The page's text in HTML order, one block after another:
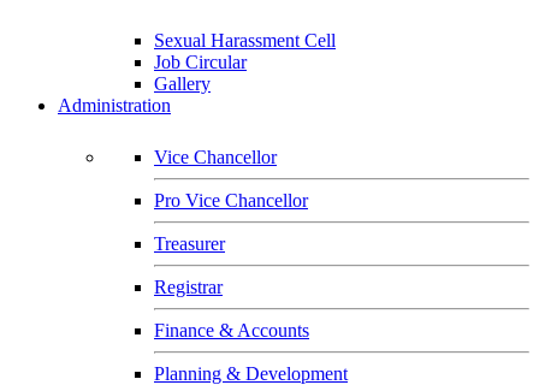
Sexual Harassment Cell
Job Circular
Gallery
Administration
Vice Chancellor
Pro Vice Chancellor
Treasurer
Registrar
Finance & Accounts
Planning & Development